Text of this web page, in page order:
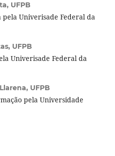
UFPB
Univerisade Federal da
UFPB
Univerisade Federal da
UFPB
pela Universidade